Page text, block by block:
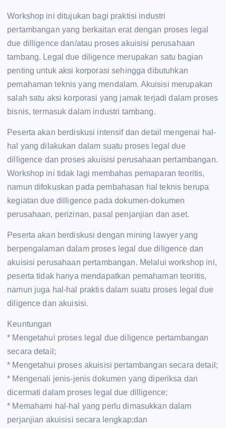
Workshop ini ditujukan bagi praktisi industri
pertambangan yang berkaitan erat dengan proses legal
due dilligence dan/atau proses akuisisi perusahaan
tambang. Legal due diligence merupakan satu bagian
penting untuk aksi korporasi sehingga dibutuhkan
pemahaman teknis yang mendalam. Akuisisi merupakan
salah satu aksi korporasi yang jamak terjadi dalam proses
bisnis, termasuk dalam industri tambang.
Peserta akan berdiskusi intensif dan detail mengenai hal-
hal yang dilakukan dalam suatu proses legal due
dilligence dan proses akuisisi perusahaan pertambangan.
Workshop ini tidak lagi membahas pemaparan teoritis,
namun difokuskan pada pembahasan hal teknis berupa
kegiatan due dilligence pada dokumen-dokumen
perusahaan, perizinan, pasal penjanjian dan aset.
Peserta akan berdiskusi dengan mining lawyer yang
berpengalaman dalam proses legal due diligence dan
akuisisi perusahaan pertambangan. Melalui workshop ini,
peserta tidak hanya mendapatkan pemahaman teoritis,
namun juga hal-hal praktis dalam suatu proses legal due
diligence dan akuisisi.
Keuntungan
* Mengetahui proses legal due diligence pertambangan
secara detail;
* Mengetahui proses akuisisi pertambangan secara detail;
* Mengenali jenis-jenis dokumen yang diperiksa dan
dicermati dalam proses legal due dilligence;
* Memahami hal-hal yang perlu dimasukkan dalam
perjanjian akuisisi secara lengkap;dan